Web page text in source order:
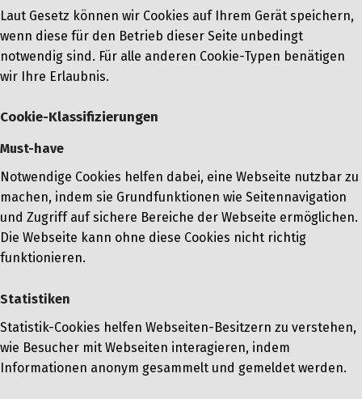
Laut Gesetz können wir Cookies auf Ihrem Gerät speichern,
wenn diese für den Betrieb dieser Seite unbedingt
notwendig sind. Für alle anderen Cookie-Typen benätigen
wir Ihre Erlaubnis.
Cookie-Klassifizierungen
Must-have
Notwendige Cookies helfen dabei, eine Webseite nutzbar zu
machen, indem sie Grundfunktionen wie Seitennavigation
und Zugriff auf sichere Bereiche der Webseite ermöglichen.
Die Webseite kann ohne diese Cookies nicht richtig
funktionieren.
Statistiken
Statistik-Cookies helfen Webseiten-Besitzern zu verstehen,
wie Besucher mit Webseiten interagieren, indem
Informationen anonym gesammelt und gemeldet werden.